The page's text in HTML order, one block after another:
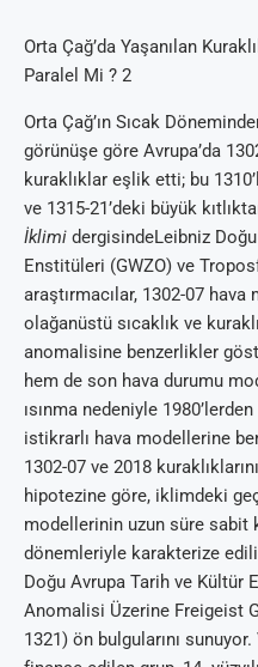
Orta Çağ’da Yaşanılan
Paralel Mi ? 2
Orta Çağ’ın Sıcak
görünüşe göre Avrupa’da
kuraklıklar eşlik etti; bu
ve 1315-21’deki büyük
İklimi dergisindeLeibniz
Enstitüleri (GWZO) ve
araştırmacılar, 1302-07 hava
olağanüstü sıcaklık ve
anomalisine benzerlikler
hem de son hava durumu
ısınma nedeniyle
istikrarlı hava modellerine
1302-07 ve 2018
hipotezine göre, iklimdeki
modellerinin uzun süre sabit
dönemleriyle karakterize
Doğu Avrupa Tarih ve Kültür
Anomalisi Üzerine Freigeist
1321) ön bulgularını